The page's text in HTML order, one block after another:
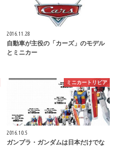
2016.11.28
自動車が主役の「カーズ」のモデル
とミニカー
ミニカートリビア
2016.10.5
ガンプラ・ガンダムは日本だけでな